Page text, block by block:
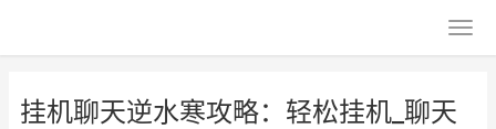
挂机聊天逆水寒攻略：轻松挂机_聊天